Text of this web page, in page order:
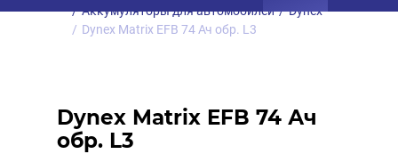
/ Аккумуляторы для автомобилей / Dynex
/ Dynex Matrix EFB 74 Ач обр. L3
Dynex Matrix EFB 74 Ач
обр. L3